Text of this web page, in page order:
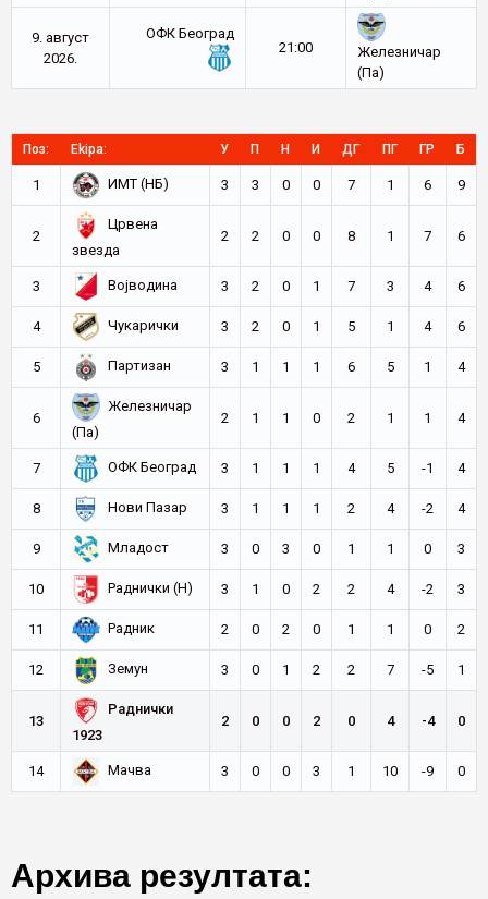
9. август
2026.
ОФК Београд
21:00
Железничар
(Па)
Поз: Ekipa: У П Н И ДГ ПГ ГР Б
1 ИМТ (НБ) 3 3 0 0 7 1 6 9
2
Црвена
звезда
2 2 0 0 8 1 7 6
3 Војводина 3 2 0 1 7 3 4 6
4 Чукарички 3 2 0 1 5 1 4 6
5 Партизан 3 1 1 1 6 5 1 4
6
Железничар
(Па)
2 1 1 0 2 1 1 4
7 ОФК Београд 3 1 1 1 4 5 -1 4
8 Нови Пазар 3 1 1 1 2 4 -2 4
9 Младост 3 0 3 0 1 1 0 3
10 Раднички (Н) 3 1 0 2 2 4 -2 3
11 Радник 2 0 2 0 1 1 0 2
12 Земун 3 0 1 2 2 7 -5 1
13
Раднички
1923
2 0 0 2 0 4 -4 0
14 Мачва 3 0 0 3 1 10 -9 0
Архива резултата: